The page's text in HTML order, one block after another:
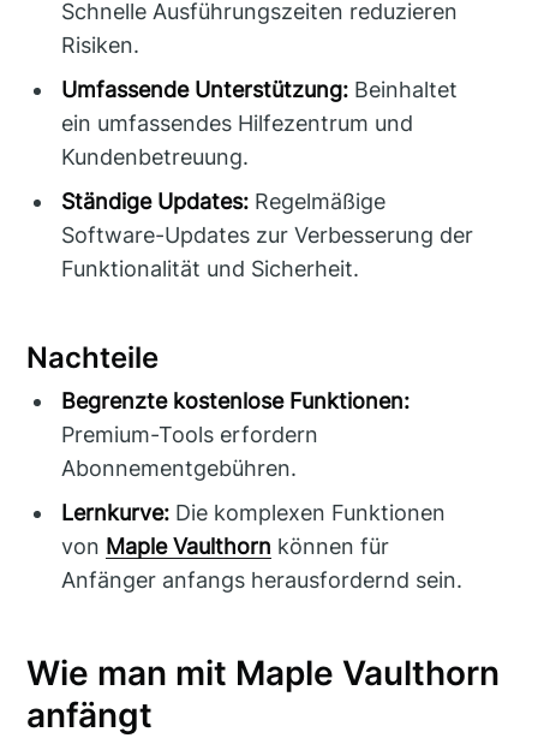
Schnelle Ausführungszeiten reduzieren
Risiken.
Umfassende Unterstützung: Beinhaltet
ein umfassendes Hilfezentrum und
Kundenbetreuung.
Ständige Updates: Regelmäßige
Software-Updates zur Verbesserung der
Funktionalität und Sicherheit.
Nachteile
Begrenzte kostenlose Funktionen:
Premium-Tools erfordern
Abonnementgebühren.
Lernkurve: Die komplexen Funktionen
von Maple Vaulthorn können für
Anfänger anfangs herausfordernd sein.
Wie man mit Maple Vaulthorn
anfängt